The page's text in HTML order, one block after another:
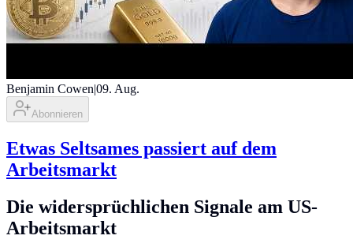
Benjamin Cowen|09. Aug.
Abonnieren
Etwas Seltsames passiert auf dem
Arbeitsmarkt
Die widersprüchlichen Signale am US-
Arbeitsmarkt